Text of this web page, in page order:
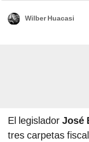
Wilber Huacasi
El legislador José
tres carpetas